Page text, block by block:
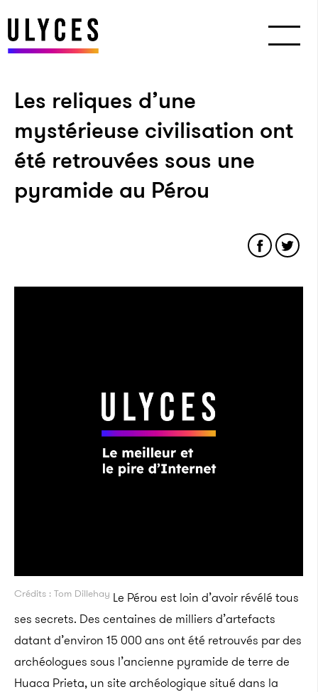
Les reliques d’une
mystérieuse civilisation ont
été retrouvées sous une
pyramide au Pérou
Crédits : Tom Dillehay Le Pérou est loin d’avoir révélé tous
ses secrets. Des centaines de milliers d’artefacts
datant d’environ 15 000 ans ont été retrouvés par des
archéologues sous l’ancienne pyramide de terre de
Huaca Prieta, un site archéologique situé dans la